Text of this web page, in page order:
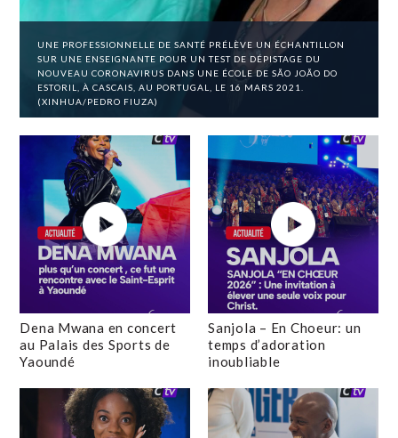
UNE PROFESSIONNELLE DE SANTÉ PRÉLÈVE UN ÉCHANTILLON
SUR UNE ENSEIGNANTE POUR UN TEST DE DÉPISTAGE DU
NOUVEAU CORONAVIRUS DANS UNE ÉCOLE DE SÃO JOÃO DO
ESTORIL, À CASCAIS, AU PORTUGAL, LE 16 MARS 2021.
(XINHUA/PEDRO FIUZA)
Dena Mwana en concert
au Palais des Sports de
Yaoundé
Sanjola – En Choeur: un
temps d’adoration
inoubliable